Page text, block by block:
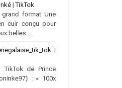
| TikTok
format Une
cuir conçu pour
belles ...
|
TikTok de Prince
: « 100x